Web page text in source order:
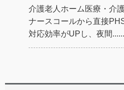
介護老人ホーム医療・介
ナースコールから直接
対応効率がUPし、夜間......